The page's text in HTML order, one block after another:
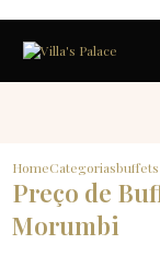
HomeCategorias
Preço de
Morumbi